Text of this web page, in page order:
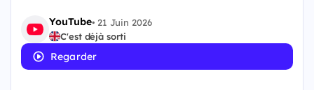
YouTube• 21 Juin 2026
C'est déjà sorti
Regarder